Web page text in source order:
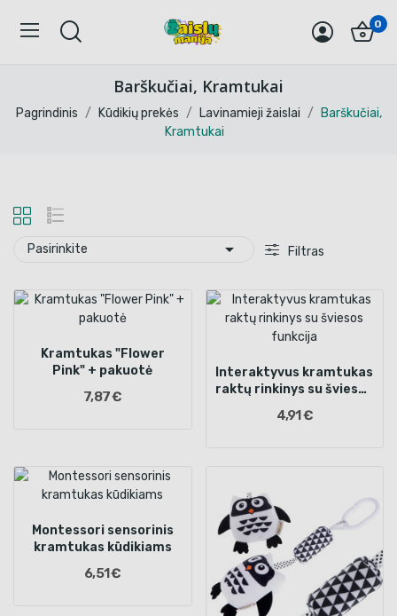
0
Barškučiai, Kramtukai
Pagrindinis Kūdikių prekės Lavinamieji žaislai
Barškučiai,
Kramtukai
Pasirinkite  Filtras
Kramtukas "Flower
Pink" + pakuotė
7,87 €
Interaktyvus kramtukas
raktų rinkinys su šviesos
4,91 €
Montessori sensorinis
kramtukas kūdikiams
6,51 €